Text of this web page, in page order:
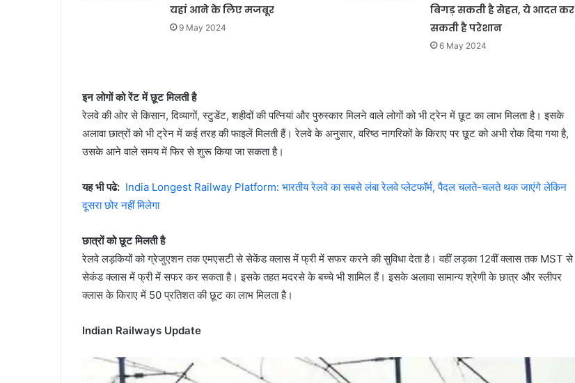
यहां आने के लिए मजबूर
9 May 2024
बिगड़ सकती है सेहत, ये आदत कर
सकती है परेशान
6 May 2024
इन लोगों को रेंट में छूट मिलती है
रेलवे की ओर से किसान, दिव्यागों, स्टुडेंट, शहीदों की पत्नियां और पुरुस्कार मिलने वाले लोगों को भी ट्रेन में छूट का लाभ मिलता है। इसके
अलावा छात्रों को भी ट्रेन में कई तरह की फाइलें मिलती हैं। रेलवे के अनुसार, वरिष्‍ठ नागरिकों के किराए पर छूट को अभी रोक दिया गया है,
उसके आने वाले समय में फिर से शुरू किया जा सकता है।
यह भी पढे: India Longest Railway Platform: भारतीय रेलवे का सबसे लंबा रेलवे प्लेटफॉर्म, पैदल चलते-चलते थक जाएंगे लेकिन
दूसरा छोर नहीं मिलेगा
छात्रों को छूट मिलती है
रेलवे लड़कियों को ग्रेजुएशन तक एमएसटी से सेकेंड क्लास में फ्री में सफर करने की सुविधा देता है। वहीं लड़का 12वीं क्लास तक MST से
सेकंड क्लास में फ्री में सफर कर सकता है। इसके तहत मदरसे के बच्चे भी शामिल हैं। इसके अलावा सामान्य श्रेणी के छात्र और स्लीपर
क्लास के किराए में 50 प्रतिशत की छूट का लाभ मिलता है।
Indian Railways Update